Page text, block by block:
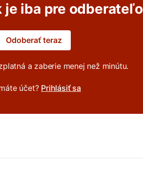
je iba pre
Odoberať teraz
a zaberie menej než minútu.
účet? Prihlásiť sa